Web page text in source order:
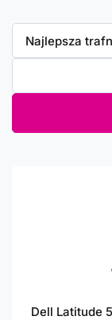
Zmień
Najlepsza
Dell Latitude